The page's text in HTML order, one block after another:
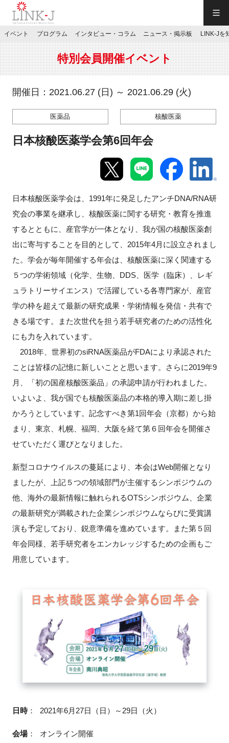
JP／EN
特別会員専用メニュー
マイページ
新規登録
イベント
プログラム
ニュース・掲示板
LINK-Jを知る
特別会員
FAQ
イベントお知らせメール登録
イベント プログラム インタビュー・コラム ニュース・掲示板 LINK-Jを
特別会員開催イベント
開催日：2021.06.27 (日) ～ 2021.06.29 (火)
医薬品 核酸医薬
日本核酸医薬学会第6回年会
日本核酸医薬学会は、 1991年に発足したアンチDNA/RNA研
究会の事業を継承し、核酸医薬に関する研究・教育を推進
するとともに、産官学が一体となり、我が国の核酸医薬創
出に寄与することを目的として、 2015年4月に設立されまし
た。学会が毎年開催する年会は、核酸医薬に深く関連する
５つの学術領域（化学、生物、 DDS、医学（臨床）、レギ
ュラトリーサイエンス）で活躍している各専門家が、産官
学の枠を超えて最新の研究成果・学術情報を発信・共有で
きる場です。また次世代を担う若手研究者のための活性化
にも力を入れています。
2018年、世界初のsiRNA医薬品がFDAにより承認された
ことは皆様の記憶に新しいことと思います。さらに2019年9
月、「初の国産核酸医薬品」の承認申請が行われました。
いよいよ、我が国でも核酸医薬品の本格的導入期に差し掛
かろうとしています。記念すべき第1回年会（京都）から始
まり、東京、札幌、福岡、大阪を経て第６回年会を開催さ
せていただく運びとなりました。
新型コロナウイルスの蔓延により、本会はWeb開催となり
ましたが、上記５つの領域部門が主催するシンポジウムの
他、海外の最新情報に触れられるOTSシンポジウム、企業
の最新研究が満載された企業シンポジウムならびに受賞講
演も予定しており、鋭意準備を進めています。また第５回
年会同様、若手研究者をエンカレッジするための企画もご
用意しています。
日時： 2021年6月27日（日）～29日（火）
会場： オンライン開催